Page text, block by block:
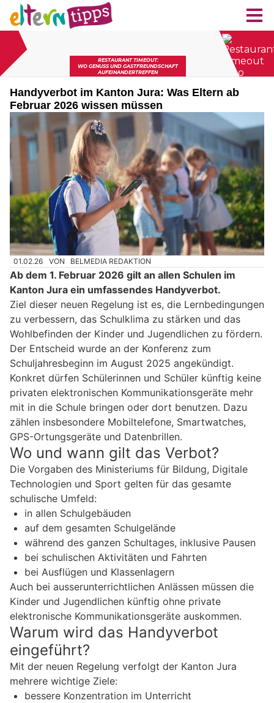
Handyverbot im Kanton Jura: Was Eltern ab
Februar 2026 wissen müssen
01.02.26 VON BELMEDIA REDAKTION
Ab dem 1. Februar 2026 gilt an allen Schulen im
Kanton Jura ein umfassendes Handyverbot.
Ziel dieser neuen Regelung ist es, die Lernbedingungen
zu verbessern, das Schulklima zu stärken und das
Wohlbefinden der Kinder und Jugendlichen zu fördern.
Der Entscheid wurde an der Konferenz zum
Schuljahresbeginn im August 2025 angekündigt.
Konkret dürfen Schülerinnen und Schüler künftig keine
privaten elektronischen Kommunikationsgeräte mehr
mit in die Schule bringen oder dort benutzen. Dazu
zählen insbesondere Mobiltelefone, Smartwatches,
GPS-Ortungsgeräte und Datenbrillen.
Wo und wann gilt das Verbot?
Die Vorgaben des Ministeriums für Bildung, Digitale
Technologien und Sport gelten für das gesamte
schulische Umfeld:
in allen Schulgebäuden
auf dem gesamten Schulgelände
während des ganzen Schultages, inklusive Pausen
bei schulischen Aktivitäten und Fahrten
bei Ausflügen und Klassenlagern
Auch bei ausserunterrichtlichen Anlässen müssen die
Kinder und Jugendlichen künftig ohne private
elektronische Kommunikationsgeräte auskommen.
Warum wird das Handyverbot
eingeführt?
Mit der neuen Regelung verfolgt der Kanton Jura
mehrere wichtige Ziele:
bessere Konzentration im Unterricht